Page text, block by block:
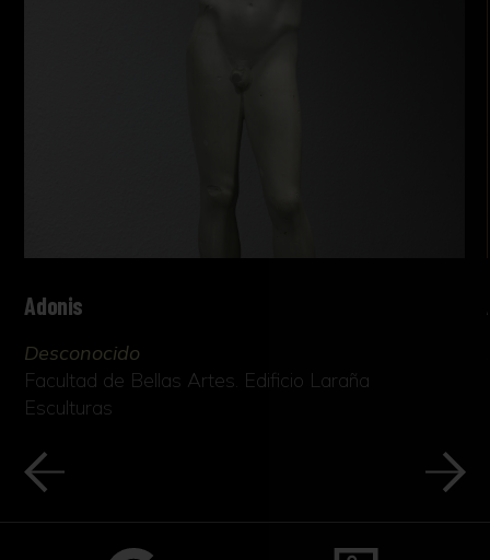
Adonis
Desconocido
Facultad de Bellas Artes. Edificio Laraña
Esculturas